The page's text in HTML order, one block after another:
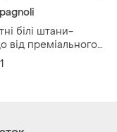
якому місці